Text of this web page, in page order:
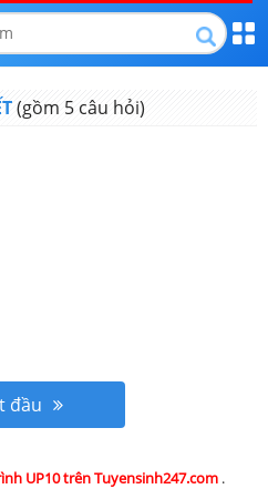
(gồm 5 câu hỏi)
đầu
UP10 trên Tuyensinh247.com .